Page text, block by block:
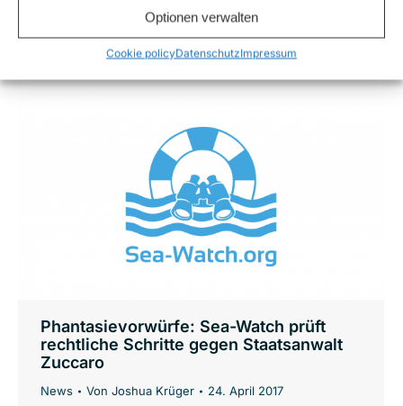
Optionen verwalten
Cookie policyDatenschutzImpressum
zusammenzuarbeiten. Darum suchen wir das
Gespräch mit Ihnen. Am 27. Februar 2017…
Phantasievorwürfe: Sea-Watch prüft
rechtliche Schritte gegen Staatsanwalt
Zuccaro
News Von Joshua Krüger 24. April 2017